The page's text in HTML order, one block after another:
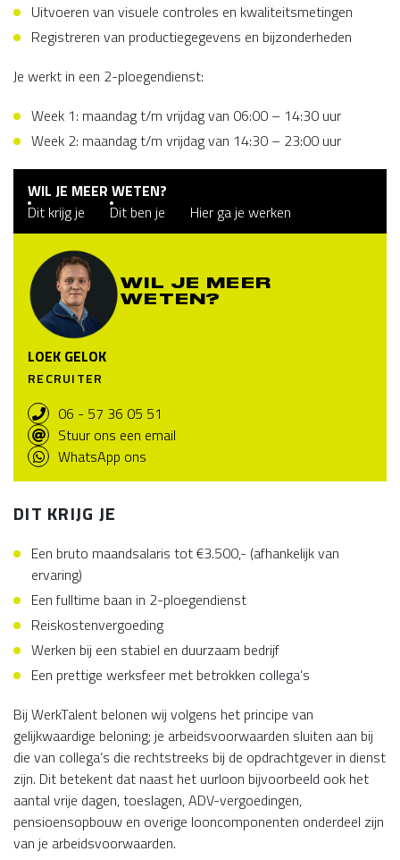
Uitvoeren van visuele controles en kwaliteitsmetingen
Registreren van productiegegevens en bijzonderheden
Je werkt in een 2-ploegendienst:
Week 1: maandag t/m vrijdag van 06:00 – 14:30 uur
Week 2: maandag t/m vrijdag van 14:30 – 23:00 uur
WIL JE MEER WETEN?
Dit krijg je
Dit ben je Hier ga je werken
WIL JE MEER
WETEN?
LOEK GELOK
RECRUITER
06 - 57 36 05 51
Stuur ons een email
WhatsApp ons
DIT KRIJG JE
Een bruto maandsalaris tot €3.500,- (afhankelijk van
ervaring)
Een fulltime baan in 2-ploegendienst
Reiskostenvergoeding
Werken bij een stabiel en duurzaam bedrijf
Een prettige werksfeer met betrokken collega’s
Bij WerkTalent belonen wij volgens het principe van
gelijkwaardige beloning; je arbeidsvoorwaarden sluiten aan bij
die van collega’s die rechtstreeks bij de opdrachtgever in dienst
zijn. Dit betekent dat naast het uurloon bijvoorbeeld ook het
aantal vrije dagen, toeslagen, ADV-vergoedingen,
pensioensopbouw en overige looncomponenten onderdeel zijn
van je arbeidsvoorwaarden.